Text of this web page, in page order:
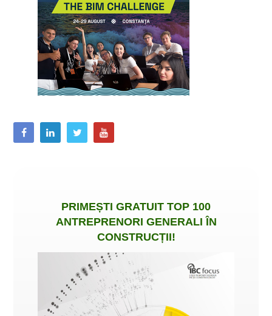
PRIMEȘTI GRATUIT TOP 100
ANTREPRENORI GENERALI ÎN
CONSTRUCȚII!